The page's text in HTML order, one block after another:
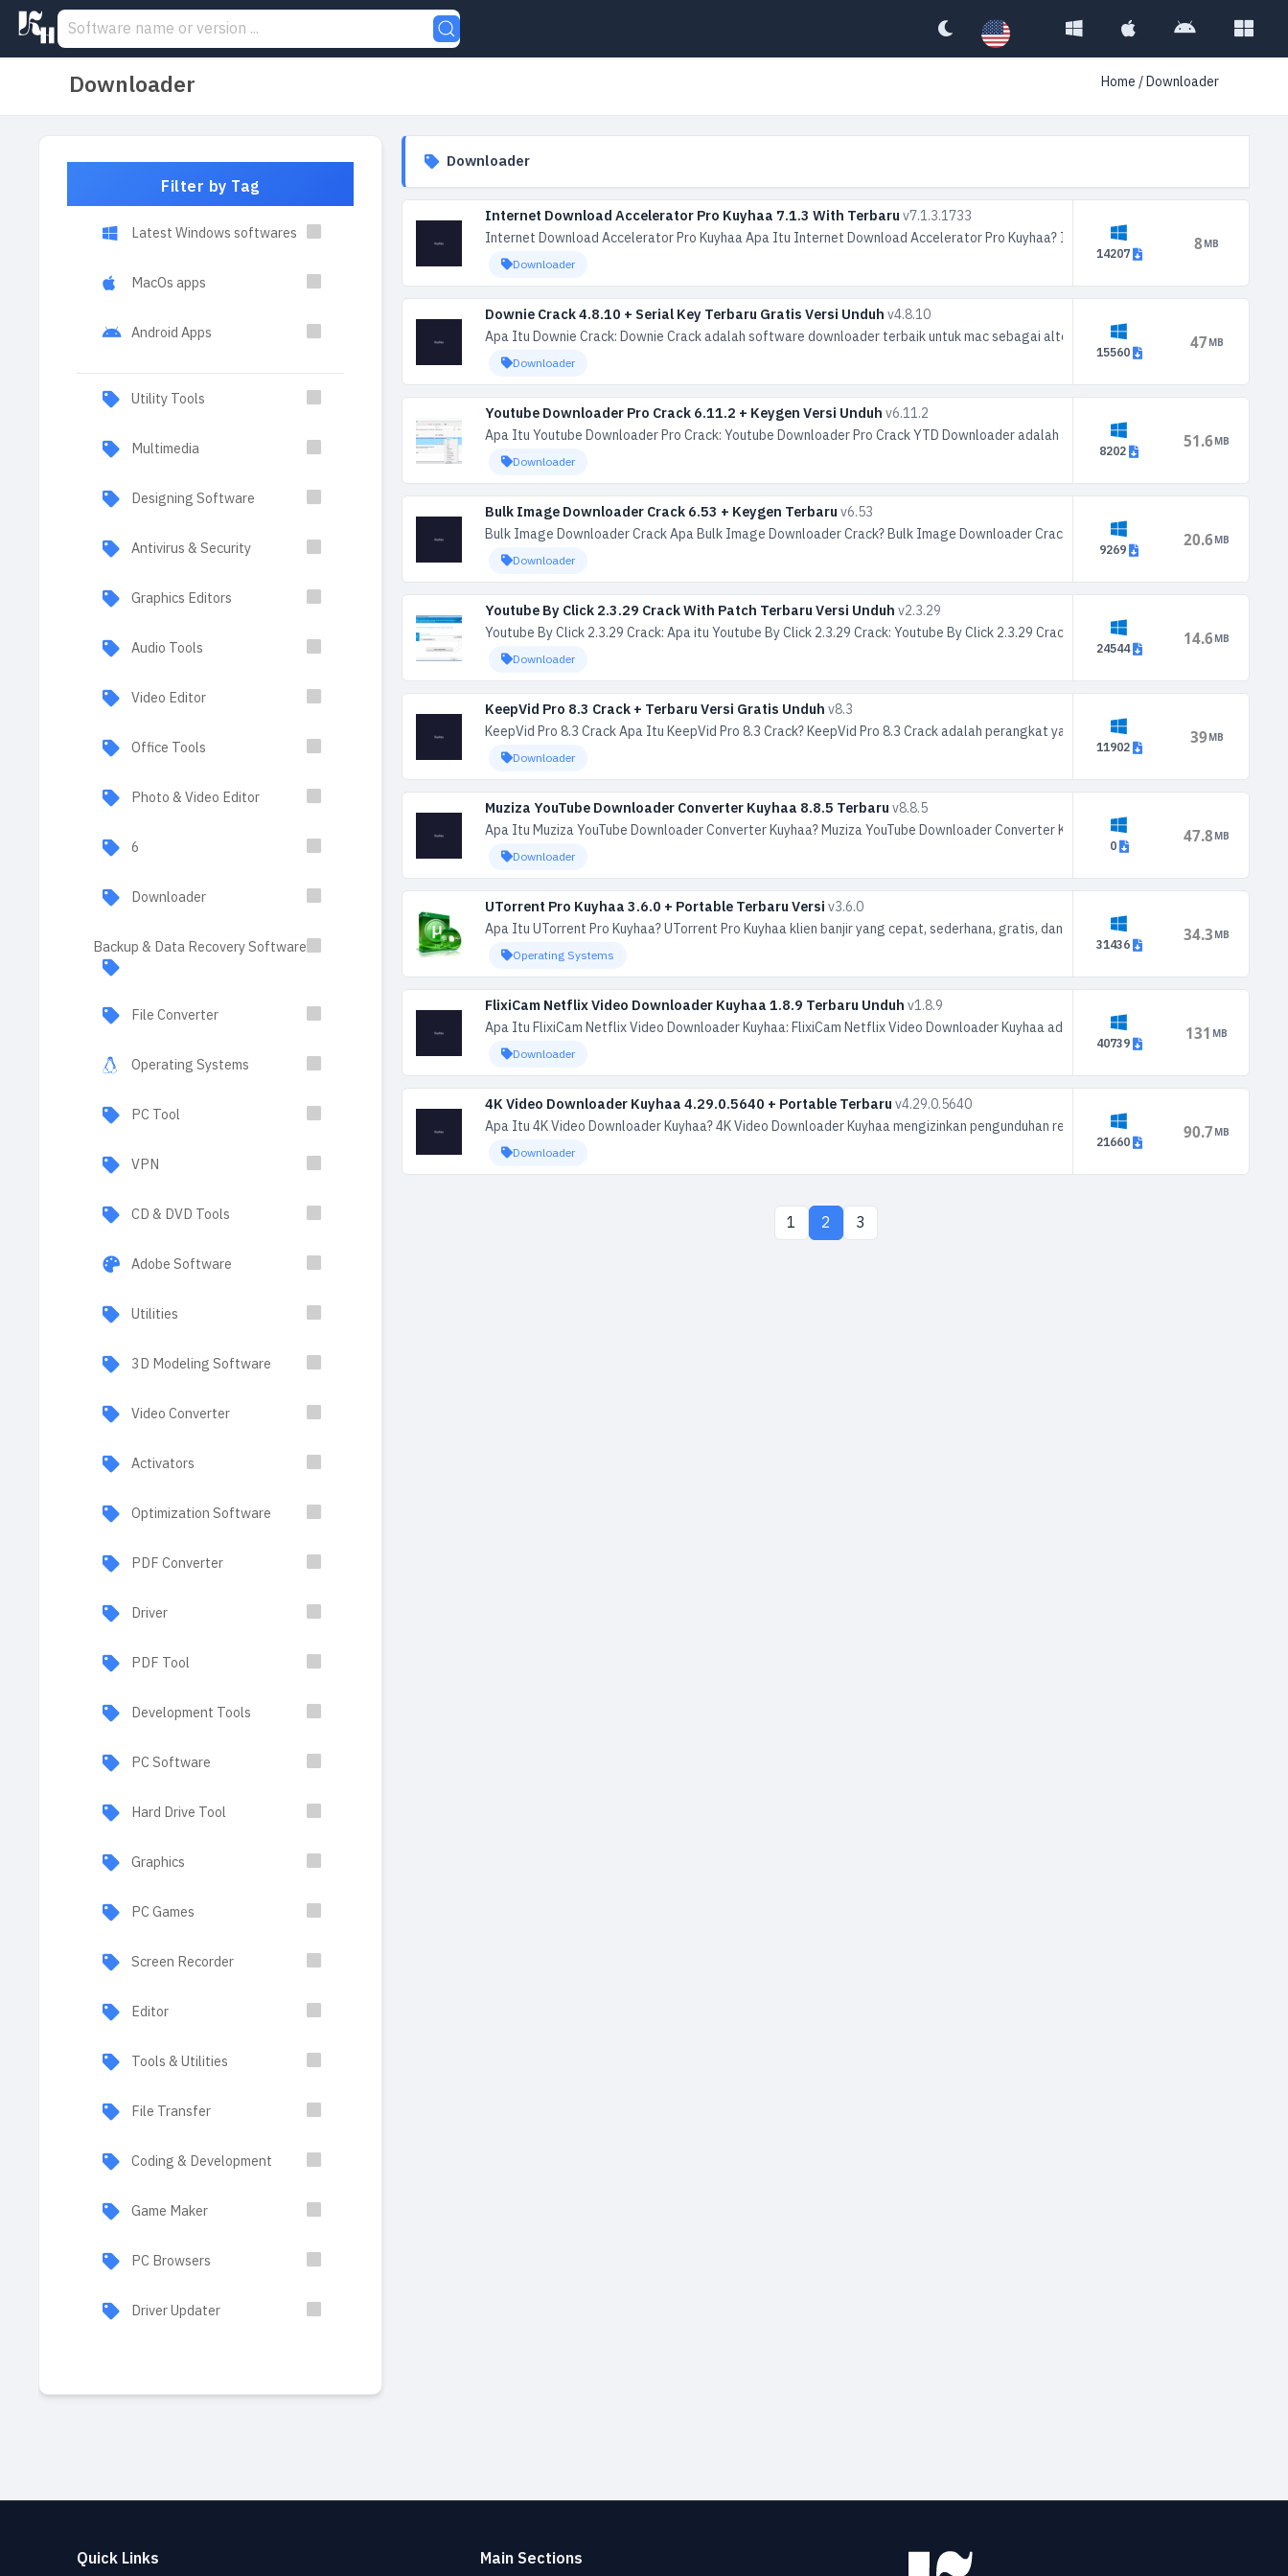
Downloader Home/ Downloader
Downloader
Internet Download Accelerator Pro Kuyhaa 7.1.3 With Terbaruv7.1.3.1733
Internet Download Accelerator Pro Kuyhaa Apa Itu Internet Download Accelerator Pro Kuyhaa? Internet Download Accelerator Pro
Downloader
14207
8 MB
Downie Crack 4.8.10 + Serial Key Terbaru Gratis Versi Unduhv4.8.10
Apa Itu Downie Crack: Downie Crack adalah software downloader terbaik untuk mac sebagai alternatif IDM. Kalian bisa download
Downloader
15560
47 MB
Youtube Downloader Pro Crack 6.11.2 + Keygen Versi Unduhv6.11.2
Apa Itu Youtube Downloader Pro Crack: Youtube Downloader Pro Crack YTD Downloader adalah aplikasi yang sering dicari orang
Downloader
8202
51.6 MB
Bulk Image Downloader Crack 6.53 + Keygen Terbaruv6.53
Bulk Image Downloader Crack Apa Bulk Image Downloader Crack? Bulk Image Downloader Crack adalah perangkat lunak
Downloader
9269
20.6 MB
Youtube By Click 2.3.29 Crack With Patch Terbaru Versi Unduhv2.3.29
Youtube By Click 2.3.29 Crack: Apa itu Youtube By Click 2.3.29 Crack: Youtube By Click 2.3.29 Crack adalah perangkat lunak pintar dan
Downloader
24544
14.6 MB
KeepVid Pro 8.3 Crack + Terbaru Versi Gratis Unduhv8.3
KeepVid Pro 8.3 Crack Apa Itu KeepVid Pro 8.3 Crack? KeepVid Pro 8.3 Crack adalah perangkat yang cantik dan efektif untuk
Downloader
11902
39 MB
Muziza YouTube Downloader Converter Kuyhaa 8.8.5 Terbaruv8.8.5
Apa Itu Muziza YouTube Downloader Converter Kuyhaa? Muziza YouTube Downloader Converter Kuyhaa adalah aplikasi perangkat
Downloader
0
47.8 MB
UTorrent Pro Kuyhaa 3.6.0 + Portable Terbaru Versiv3.6.0
Apa Itu UTorrent Pro Kuyhaa? UTorrent Pro Kuyhaa klien banjir yang cepat, sederhana, gratis, dan lebih kecil. Pelanggan Utorrent pro
Operating Systems
31436
34.3 MB
FlixiCam Netflix Video Downloader Kuyhaa 1.8.9 Terbaru Unduhv1.8.9
Apa Itu FlixiCam Netflix Video Downloader Kuyhaa: FlixiCam Netflix Video Downloader Kuyhaa adalah aplikasi berguna yang
Downloader
40739
131 MB
4K Video Downloader Kuyhaa 4.29.0.5640 + Portable Terbaruv4.29.0.5640
Apa Itu 4K Video Downloader Kuyhaa? 4K Video Downloader Kuyhaa mengizinkan pengunduhan rekaman, daftar putar, saluran, dan
Downloader
21660
90.7 MB
1 2 3
Filter by Tag
Latest Windows softwares
MacOs apps
Android Apps
Utility Tools
Multimedia
Designing Software
Antivirus & Security
Graphics Editors
Audio Tools
Video Editor
Office Tools
Photo & Video Editor
6
Downloader
Backup & Data Recovery Software
File Converter
Operating Systems
PC Tool
VPN
CD & DVD Tools
Adobe Software
Utilities
3D Modeling Software
Video Converter
Activators
Optimization Software
PDF Converter
Driver
PDF Tool
Development Tools
PC Software
Hard Drive Tool
Graphics
PC Games
Screen Recorder
Editor
Tools & Utilities
File Transfer
Coding & Development
Game Maker
PC Browsers
Driver Updater
Quick Links Main Sections